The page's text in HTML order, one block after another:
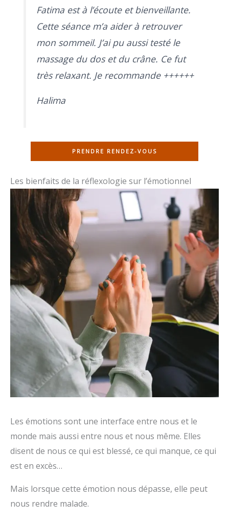
Fatima est à l’écoute et bienveillante.
Cette séance m’a aider à retrouver
mon sommeil. J’ai pu aussi testé le
massage du dos et du crâne. Ce fut
très relaxant. Je recommande ++++++
Halima
PRENDRE RENDEZ-VOUS
Les bienfaits de la réflexologie sur l’émotionnel
Les émotions sont une interface entre nous et le
monde mais aussi entre nous et nous même. Elles
disent de nous ce qui est blessé, ce qui manque, ce qui
est en excès…
Mais lorsque cette émotion nous dépasse, elle peut
nous rendre malade.